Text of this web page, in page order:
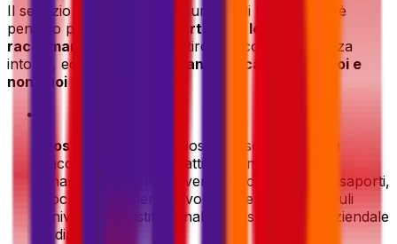
Il servizio di spedizione documenti di Eurosender è
pensato per
documenti cartacei
lettere
raccomandate
. Per garantire una consegna senza
intoppi, ecco una
rapida panoramica di cosa puoi e
non puoi spedire
Cosa è consentito
: posta personale, lettere
raccomandate, contratti, documenti legali e
finanziari, diplomi universitari, certificati, passaporti,
documenti d'identità, volantini e poster, moduli
universitari o istituzionali, corrispondenza aziendale
e diplomatica.